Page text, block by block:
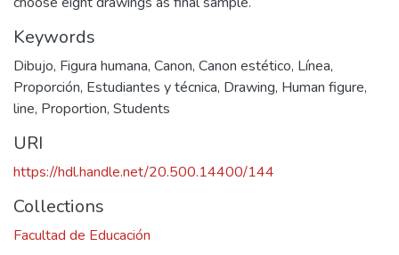
Keywords
Dibujo, Figura humana, Canon, Canon estético, Línea,
Proporción, Estudiantes y técnica, Drawing, Human figure,
line, Proportion, Students
URI
https://hdl.handle.net/20.500.14400/144
Collections
Facultad de Educación